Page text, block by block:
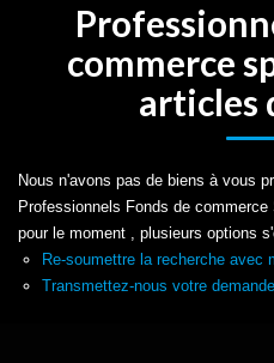
NOTRE
CRÉER
Surface min
Plus de critères
commerce
articles
Nous n'avons pas de biens à vous
Professionnels Fonds de
pour le moment , plusieurs options
Re-soumettre la recherche avec
Transmettez-nous votre demande